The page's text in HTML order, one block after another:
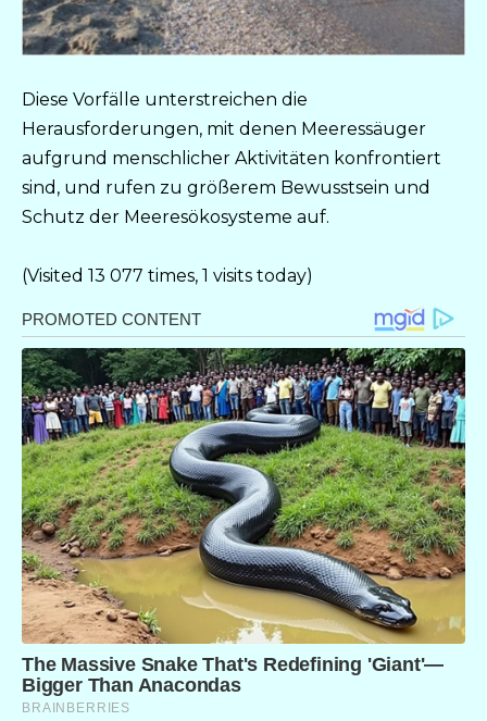
Diese Vorfälle unterstreichen die
Herausforderungen, mit denen Meeressäuger
aufgrund menschlicher Aktivitäten konfrontiert
sind, und rufen zu größerem Bewusstsein und
Schutz der Meeresökosysteme auf.
(Visited 13 077 times, 1 visits today)